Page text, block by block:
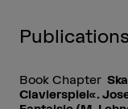
Book Chapter
Clavierspiel«.